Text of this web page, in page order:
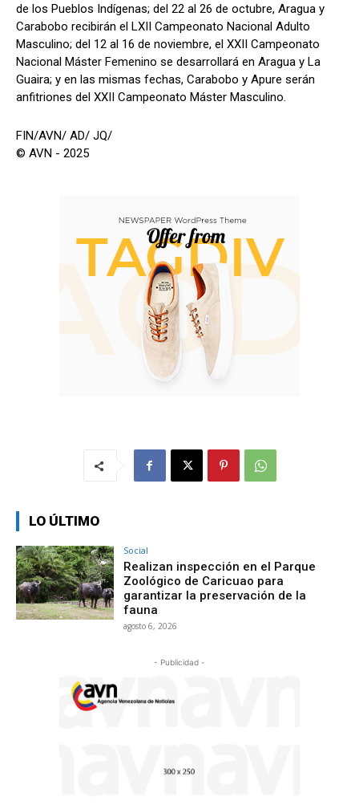
de los Pueblos Indígenas; del 22 al 26 de octubre, Aragua y
Carabobo recibirán el LXII Campeonato Nacional Adulto
Masculino; del 12 al 16 de noviembre, el XXII Campeonato
Nacional Máster Femenino se desarrollará en Aragua y La
Guaira; y en las mismas fechas, Carabobo y Apure serán
anfitriones del XXII Campeonato Máster Masculino.
FIN/AVN/ AD/ JQ/
© AVN - 2025
LO ÚLTIMO
Social
Realizan inspección en el Parque
Zoológico de Caricuao para
garantizar la preservación de la
fauna
agosto 6, 2026
- Publicidad -